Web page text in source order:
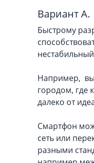
Вариант A.
Быстрому
Например, вы
городом, где
далеко от
Смартфон
сеть или
разными